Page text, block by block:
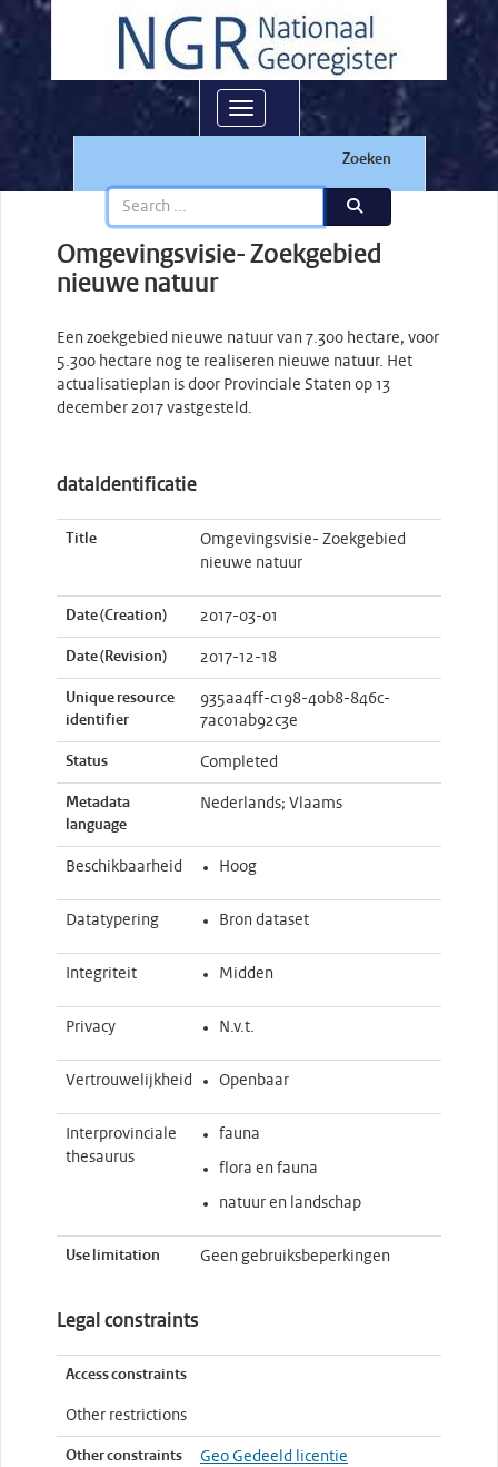
Toggle navigation
Zoeken
Omgevingsvisie- Zoekgebied
nieuwe natuur
Een zoekgebied nieuwe natuur van 7.300 hectare, voor
5.300 hectare nog te realiseren nieuwe natuur. Het
actualisatieplan is door Provinciale Staten op 13
december 2017 vastgesteld.
dataIdentificatie
Title
Omgevingsvisie- Zoekgebied
nieuwe natuur
Date (Creation) 2017-03-01
Date (Revision) 2017-12-18
Unique resource
identifier
935aa4ff-c198-40b8-846c-
7ac01ab92c3e
Status Completed
Metadata
language
Nederlands; Vlaams
Beschikbaarheid Hoog
Datatypering Bron dataset
Integriteit Midden
Privacy N.v.t.
Vertrouwelijkheid Openbaar
Interprovinciale
thesaurus
fauna
flora en fauna
natuur en landschap
Use limitation Geen gebruiksbeperkingen
Legal constraints
Access constraints
Other restrictions
Other constraints Geo Gedeeld licentie